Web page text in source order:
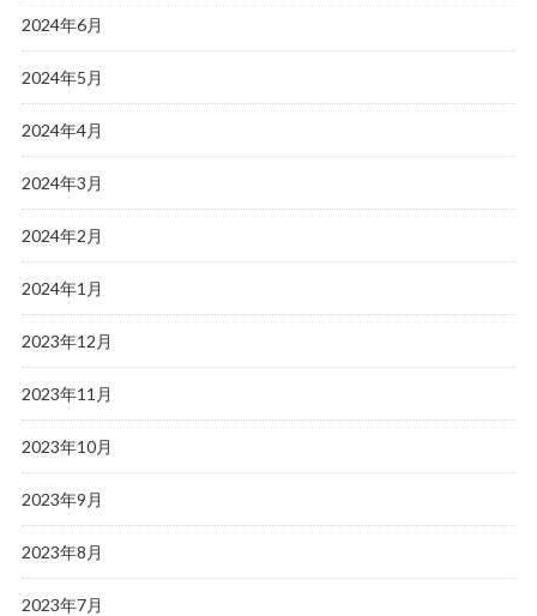
2024年6月
2024年5月
2024年4月
2024年3月
2024年2月
2024年1月
2023年12月
2023年11月
2023年10月
2023年9月
2023年8月
2023年7月